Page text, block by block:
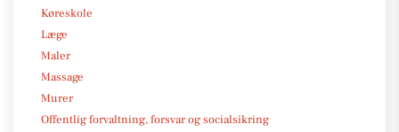
Køreskole
Læge
Maler
Massage
Murer
Offentlig forvaltning, forsvar og socialsikring